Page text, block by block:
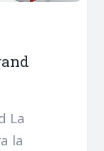
La
la